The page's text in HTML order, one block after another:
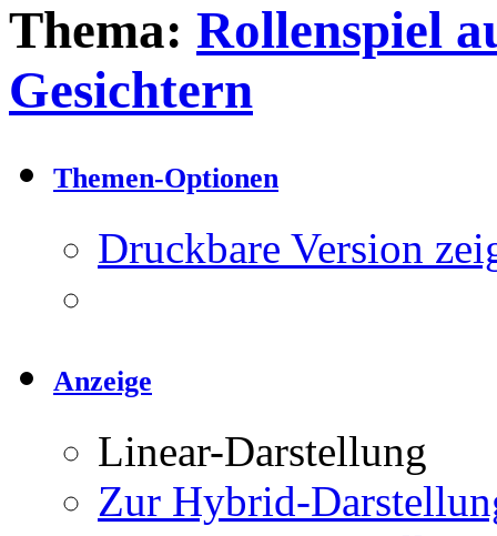
Thema: Rollenspiel
Gesichtern
Themen-Optionen
Druckbare Version
Anzeige
Linear-Darstellung
Zur Hybrid-